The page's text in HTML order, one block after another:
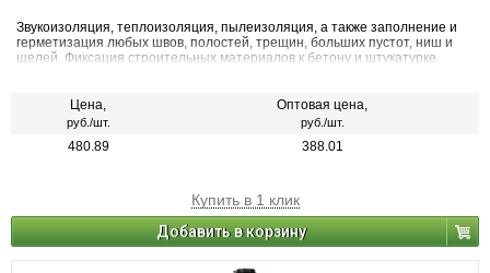
Звукоизоляция, теплоизоляция, пылеизоляция, а также заполнение и
герметизация любых швов, полостей, трещин, больших пустот, ниш и
щелей. Фиксация строительных материалов к бетону и штукатурке.
стальных кровельных листов, керамических черепиц и других
строительных конструкций. Герметизация и изоляция окон и
Цена,
руб./шт.
Оптовая цена,
руб./шт.
480.89 388.01
Купить в 1 клик
Добавить в корзину